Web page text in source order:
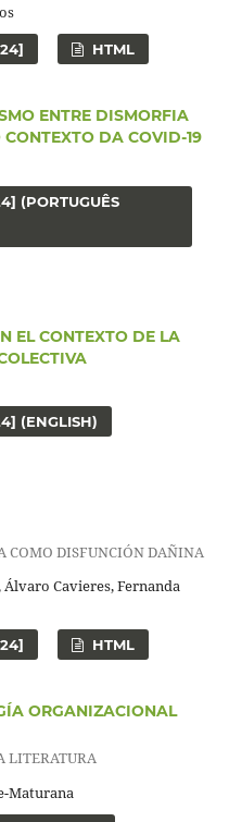
HTML
ENTRE DISMORFIA
DA COVID-19
(PORTUGUÊS
EL CONTEXTO DE LA
(ENGLISH)
COMO DISFUNCIÓN DAÑINA
Cavieres, Fernanda
HTML
ORGANIZACIONAL
LITERATURA
Maturana